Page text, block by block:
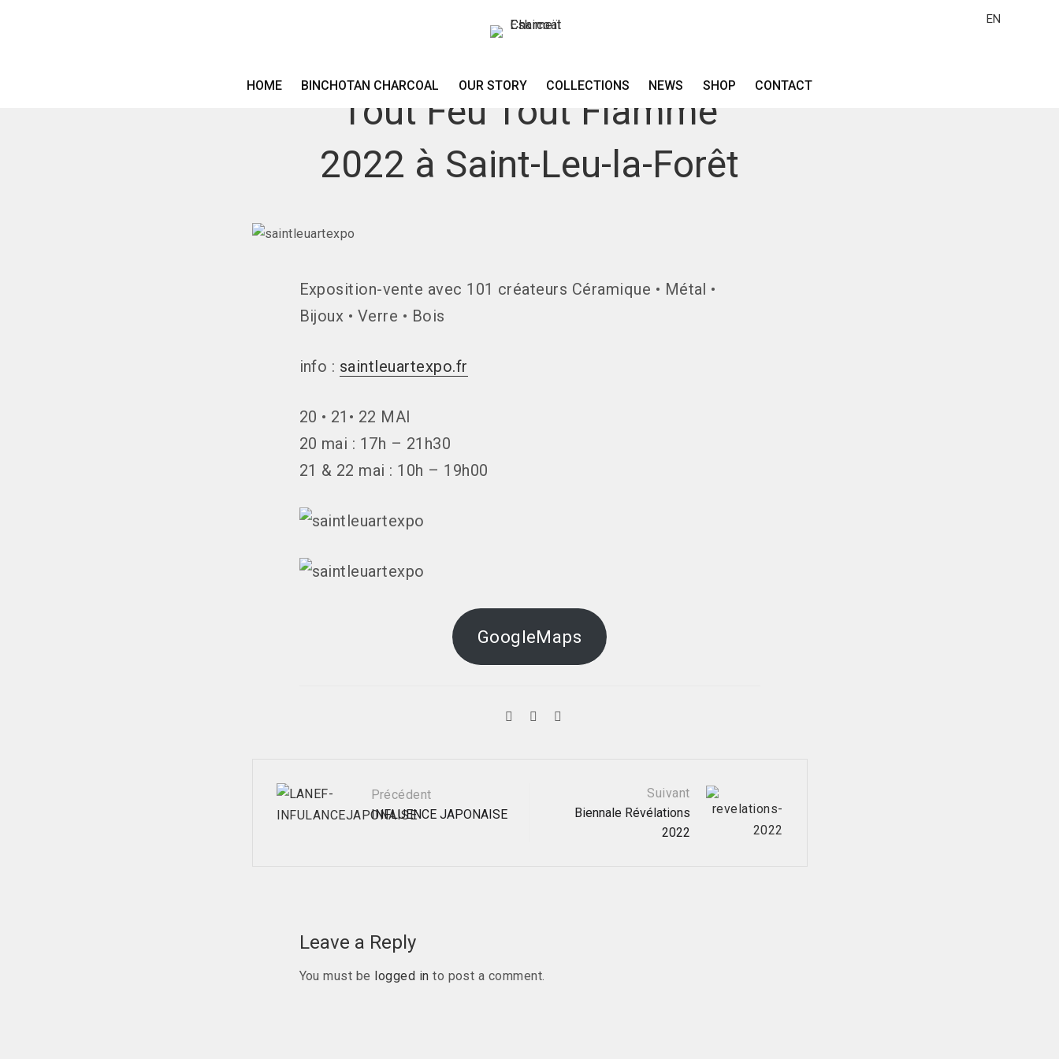
EN
HOME BINCHOTAN CHARCOAL OUR STORY COLLECTIONS NEWS SHOP CONTACT
Tout Feu Tout Flamme
2022 à Saint-Leu-la-Forêt
Exposition-vente avec 101 créateurs Céramique • Métal •
Bijoux • Verre • Bois
info : saintleuartexpo.fr
20 • 21• 22 MAI
20 mai : 17h – 21h30
21 & 22 mai : 10h – 19h00
GoogleMaps
Post
Précédent
INFLUENCE JAPONAISE
Suivant
Biennale Révélations
2022
Leave a Reply
You must be logged in to post a comment.